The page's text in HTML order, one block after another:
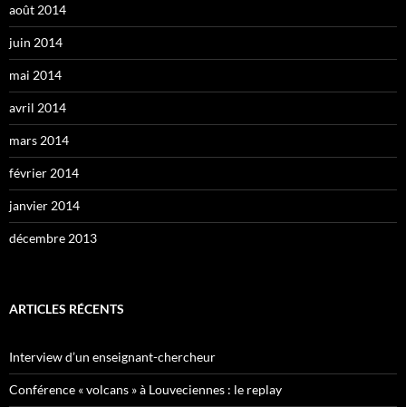
août 2014
juin 2014
mai 2014
avril 2014
mars 2014
février 2014
janvier 2014
décembre 2013
ARTICLES RÉCENTS
Interview d’un enseignant-chercheur
Conférence « volcans » à Louveciennes : le replay